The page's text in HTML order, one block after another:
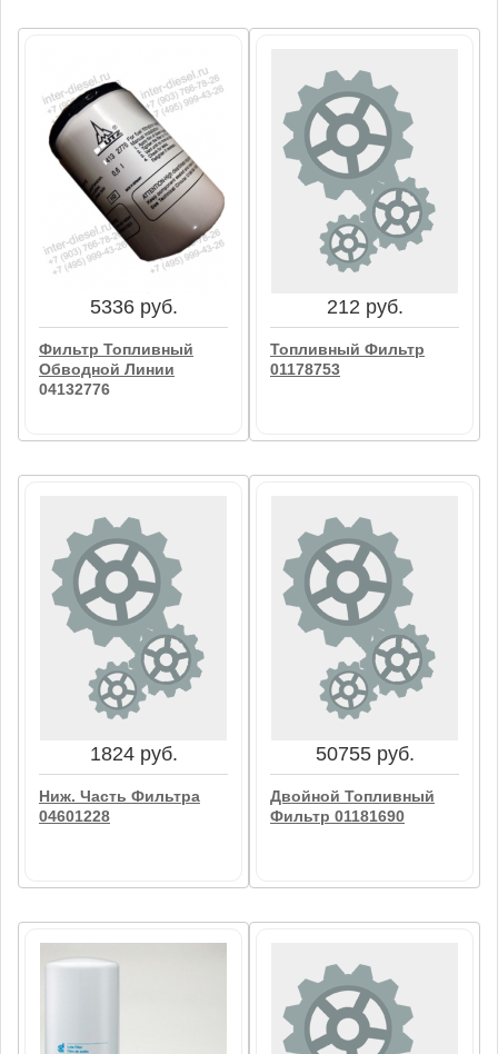
52650 руб.
Топливный Фильтр В
Сборе 04292070
3086 руб.
Топливный Фильтр
04131596
5336 руб.
Фильтр Топливный
Обводной Линии
04132776
5336 руб.
Фильтр Топливный
Обводной Линии
04132776
212 руб.
Топливный Фильтр
01178753
212 руб.
Топливный Фильтр
01178753
1824 руб.
Ниж. Часть Фильтра
04601228
50755 руб.
Двойной Топливный
Фильтр 01181690